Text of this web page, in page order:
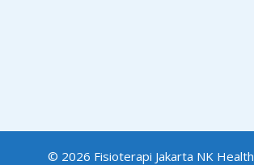
© 2026 Fisioterapi Jakarta NK Health